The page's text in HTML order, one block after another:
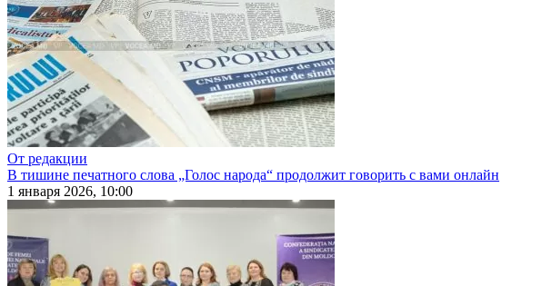
От редакции
В тишине печатного слова „Голос народа“ продолжит говорить с вами онлайн
1 января 2026, 10:00